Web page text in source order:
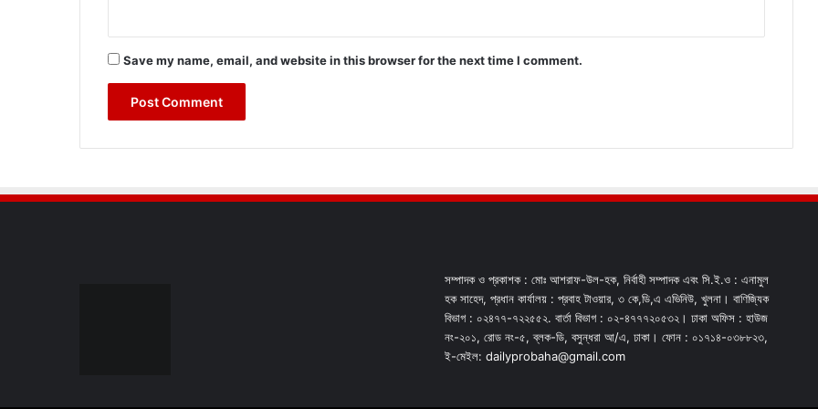
Save my name, email, and website in this browser for the next time I comment.
সম্পাদক ও প্রকাশক : মোঃ আশরাফ-উল-হক, নির্বাহী সম্পাদক এবং সি.ই.ও : এনামুল
হক সাহেদ, প্রধান কার্যালয় : প্রবাহ টাওয়ার, ৩ কে,ডি,এ এভিনিউ, খুলনা। বাণিজ্যিক
বিভাগ : ০২৪৭৭-৭২২৫৫২. বার্তা বিভাগ : ০২-৪৭৭৭২০৫৩২। ঢাকা অফিস : হাউজ
নং-২০১, রোড নং-৫, ব্লক-ডি, বসুন্ধরা আ/এ, ঢাকা। ফোন : ০১৭১৪-০৩৮৮২৩,
ই-মেইল: dailyprobaha@gmail.com